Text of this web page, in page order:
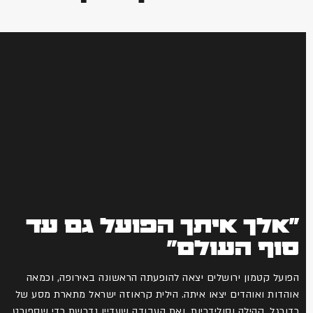
"אלך איתך הפועל גם עד
סוף העולם"
הפועל קטמון ירושלים יצאה להופעתה הראשונה באירופה, וכמאה
אוהדות ואוהדים יצאו איתה. הילית קראוזה ישראל מתארת מסע של